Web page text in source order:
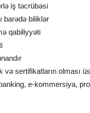
iş təcrübəsi
barədə biliklər
qabiliyyəti
sertifikatların olması
e-kommersiya,